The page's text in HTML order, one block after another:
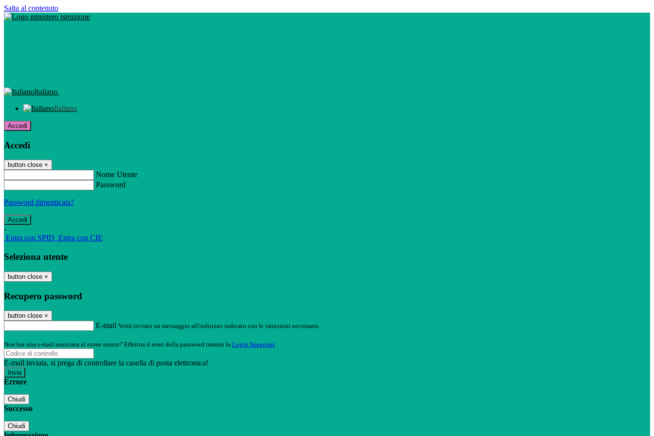
Salta al contenuto
Italiano
Italiano
Accedi
Accedi
button close ×
Nome Utente
Password
Password dimenticata?
-
Entra con SPID Entra con CIE
Seleziona utente
button close ×
Recupero password
button close ×
E-mail Verrà inviato un messaggio all'indirizzo indicato con le istruzioni necessarie.
Non hai una e-mail associata al nome utente? Effettua il reset della password tramite la Login Spaggiari
E-mail inviata, si prega di controllare la casella di posta elettronica!
Errore
Chiudi
Successo
Chiudi